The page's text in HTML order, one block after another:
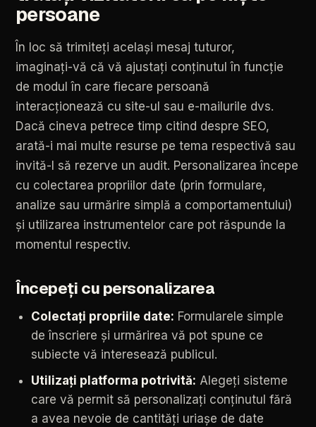
persoane
În loc să trimiteți același mesaj tuturor,
imaginați-vă că vă ajustați conținutul în funcție
de modul în care fiecare persoană
interacționează cu site-ul sau e-mailurile dvs.
Dacă cineva petrece timp citind despre SEO,
arată-i mai multe resurse pe tema respectivă sau
invită-l să rezerve un audit. Personalizarea începe
cu colectarea propriilor date (prin formulare,
analize sau urmărire simplă a comportamentului)
și utilizarea instrumentelor care pot răspunde la
momentul respectiv.
Începeți cu personalizarea
Colectați propriile date: Formularele simple
de înscriere și urmărirea vă pot spune ce
subiecte vă interesează publicul.
Utilizați platforma potrivită: Alegeți sisteme
care vă permit să personalizați conținutul fără
a avea nevoie de cantități uriașe de date